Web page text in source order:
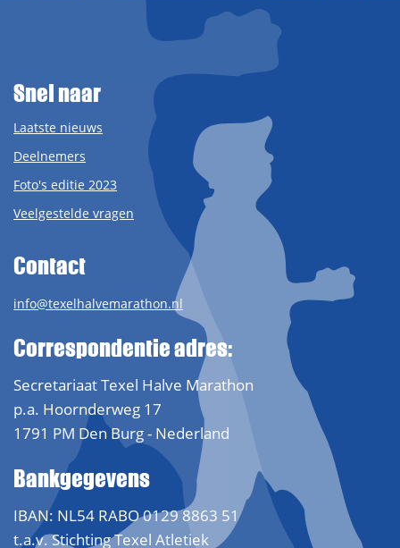
Snel naar
Laatste nieuws
Deelnemers
Foto's editie 2023
Veelgestelde vragen
Contact
info@texelhalvemarathon.nl
Correspondentie adres:
Secretariaat Texel Halve Marathon
p.a. Hoornderweg 17
1791 PM Den Burg - Nederland
Bankgegevens
IBAN: NL54 RABO 0129 8863 51
t.a.v. Stichting Texel Atletiek